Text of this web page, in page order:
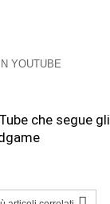
YOUTUBE
che segue gli